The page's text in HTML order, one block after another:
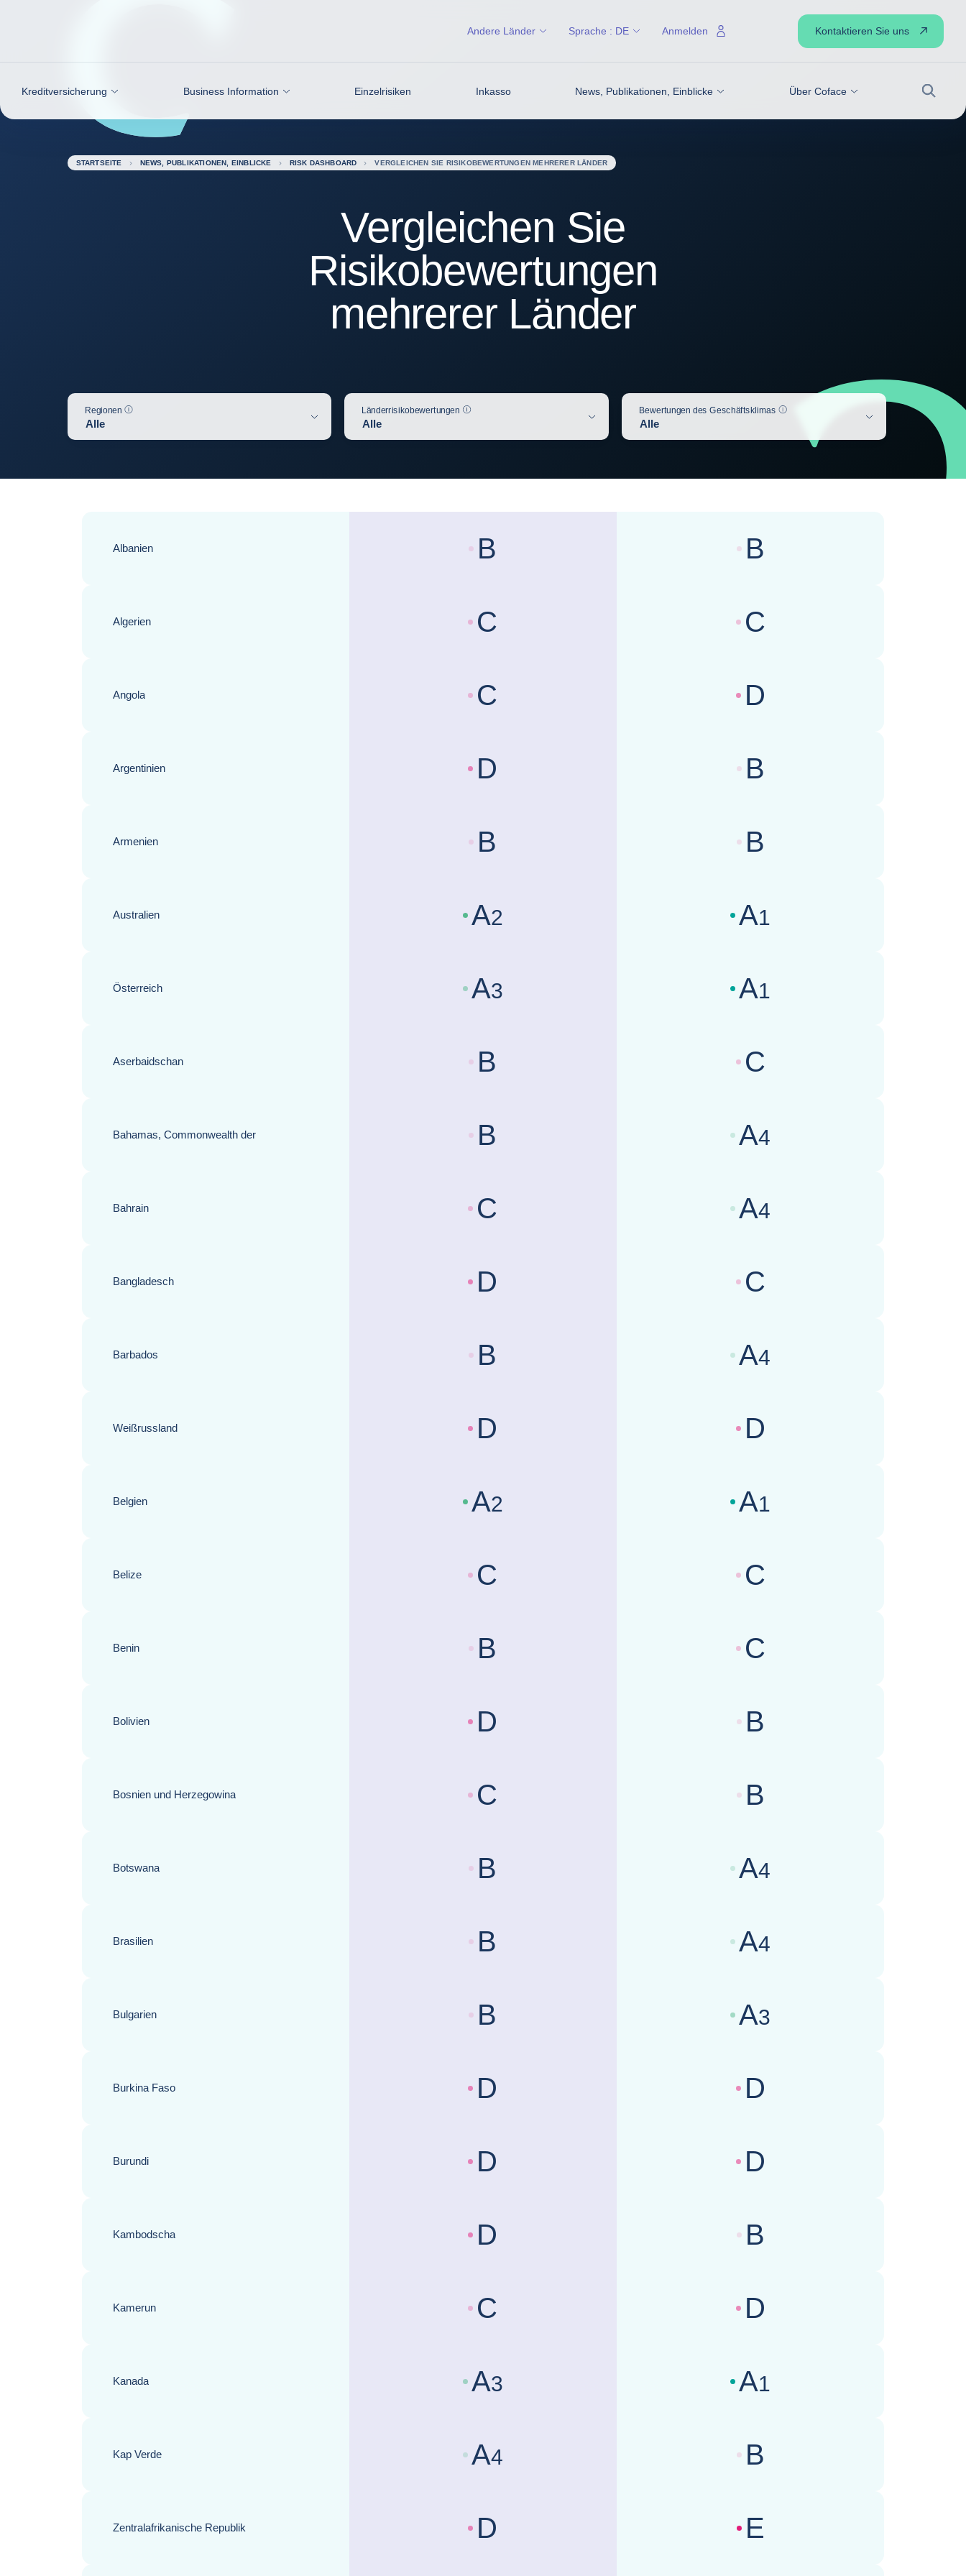
Kreditversicherung Business Information Einzelrisiken Inkasso News, Publikationen, Einblicke Über Coface
Suche
Andere Länder Sprache : DE Anmelden Kontaktieren Sie uns
STARTSEITE NEWS, PUBLIKATIONEN, EINBLICKE RISK DASHBOARD VERGLEICHEN SIE RISIKOBEWERTUNGEN MEHRERER LÄNDER
Vergleichen Sie
Risikobewertungen
mehrerer Länder
Alle
Regionen Hilfe
Alle
Länderrisikobewertungen Hilfe
Alle
Bewertungen des Geschäftsklimas Hilfe
Albanien
Länderrisikobewertungen :
B Bewertungen des Geschäftsklimas :
B
Algerien
Länderrisikobewertungen :
C Bewertungen des Geschäftsklimas :
C
Angola
Länderrisikobewertungen :
C Bewertungen des Geschäftsklimas :
D
Argentinien
Länderrisikobewertungen :
D Bewertungen des Geschäftsklimas :
B
Armenien
Länderrisikobewertungen :
B Bewertungen des Geschäftsklimas :
B
Australien
Länderrisikobewertungen :
A2 Bewertungen des Geschäftsklimas :
A1
Österreich
Länderrisikobewertungen :
A3 Bewertungen des Geschäftsklimas :
A1
Aserbaidschan
Länderrisikobewertungen :
B Bewertungen des Geschäftsklimas :
C
Bahamas, Commonwealth der
Länderrisikobewertungen :
B Bewertungen des Geschäftsklimas :
A4
Bahrain
Länderrisikobewertungen :
C Bewertungen des Geschäftsklimas :
A4
Bangladesch
Länderrisikobewertungen :
D Bewertungen des Geschäftsklimas :
C
Barbados
Länderrisikobewertungen :
B Bewertungen des Geschäftsklimas :
A4
Weißrussland
Länderrisikobewertungen :
D Bewertungen des Geschäftsklimas :
D
Belgien
Länderrisikobewertungen :
A2 Bewertungen des Geschäftsklimas :
A1
Belize
Länderrisikobewertungen :
C Bewertungen des Geschäftsklimas :
C
Benin
Länderrisikobewertungen :
B Bewertungen des Geschäftsklimas :
C
Bolivien
Länderrisikobewertungen :
D Bewertungen des Geschäftsklimas :
B
Bosnien und Herzegowina
Länderrisikobewertungen :
C Bewertungen des Geschäftsklimas :
B
Botswana
Länderrisikobewertungen :
B Bewertungen des Geschäftsklimas :
A4
Brasilien
Länderrisikobewertungen :
B Bewertungen des Geschäftsklimas :
A4
Bulgarien
Länderrisikobewertungen :
B Bewertungen des Geschäftsklimas :
A3
Burkina Faso
Länderrisikobewertungen :
D Bewertungen des Geschäftsklimas :
D
Burundi
Länderrisikobewertungen :
D Bewertungen des Geschäftsklimas :
D
Kambodscha
Länderrisikobewertungen :
D Bewertungen des Geschäftsklimas :
B
Kamerun
Länderrisikobewertungen :
C Bewertungen des Geschäftsklimas :
D
Kanada
Länderrisikobewertungen :
A3 Bewertungen des Geschäftsklimas :
A1
Kap Verde
Länderrisikobewertungen :
A4 Bewertungen des Geschäftsklimas :
B
Zentralafrikanische Republik
Länderrisikobewertungen :
D Bewertungen des Geschäftsklimas :
E